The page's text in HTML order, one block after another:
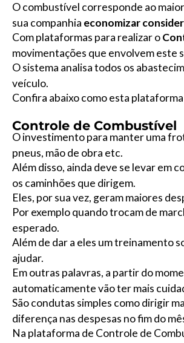
O combustível corresponde ao
sua companhia economizar
Com plataformas para realizar o
movimentações que envolvem este
O sistema analisa todos os
veículo.
Confira abaixo como esta
Controle de Combustível
O investimento para manter uma
pneus, mão de obra etc.
Além disso, ainda deve se levar em
os caminhões que dirigem.
Eles, por sua vez, geram maiores
Por exemplo quando trocam de
esperado.
Além de dar a eles um treinamento
ajudar.
Em outras palavras, a partir do
automaticamente vão ter mais
São condutas simples como dirigir
diferença nas despesas no fim do
Na plataforma de Controle de